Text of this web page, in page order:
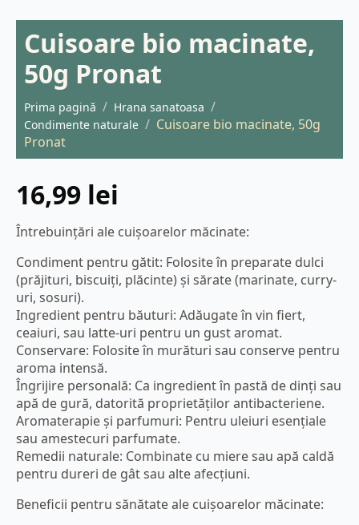
Cuisoare bio macinate,
50g Pronat
Prima pagină
Hrana sanatoasa
Condimente naturale
Cuisoare bio macinate, 50g
Pronat
16,99 lei
Întrebuințări ale cuișoarelor măcinate:
Condiment pentru gătit: Folosite în preparate dulci
(prăjituri, biscuiți, plăcinte) și sărate (marinate, curry-
uri, sosuri).
Ingredient pentru băuturi: Adăugate în vin fiert,
ceaiuri, sau latte-uri pentru un gust aromat.
Conservare: Folosite în murături sau conserve pentru
aroma intensă.
Îngrijire personală: Ca ingredient în pastă de dinți sau
apă de gură, datorită proprietăților antibacteriene.
Aromaterapie și parfumuri: Pentru uleiuri esențiale
sau amestecuri parfumate.
Remedii naturale: Combinate cu miere sau apă caldă
pentru dureri de gât sau alte afecțiuni.
Beneficii pentru sănătate ale cuișoarelor măcinate: